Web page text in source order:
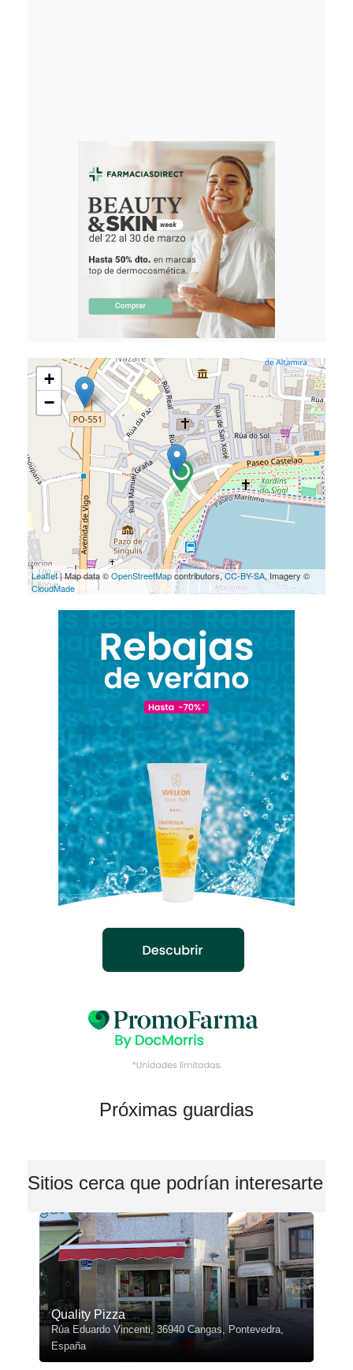
+
−
100 m
500 ft
Leaflet| Map data ©OpenStreetMapcontributors,CC-BY-SA, Imagery ©
CloudMade
Próximas guardias
Sitios cerca que podrían interesarte
Quality Pizza
Rúa Eduardo Vincenti, 36940 Cangas, Pontevedra,
España